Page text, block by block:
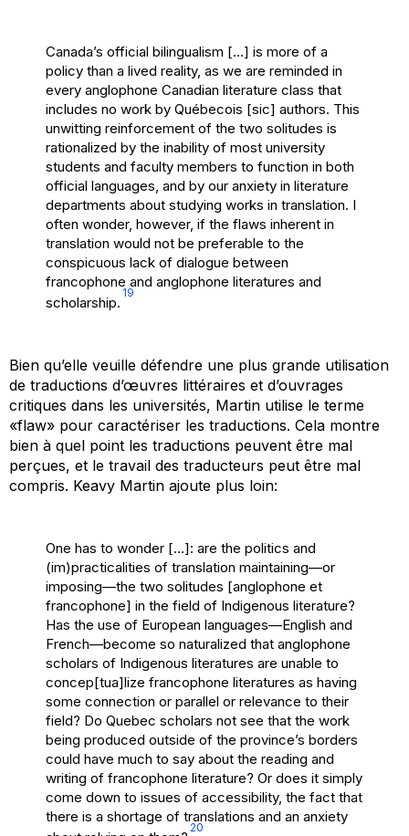
Canada’s official bilingualism […] is more of a
policy than a lived reality, as we are reminded in
every anglophone Canadian literature class that
includes no work by Québecois [sic] authors. This
unwitting reinforcement of the two solitudes is
rationalized by the inability of most university
students and faculty members to function in both
official languages, and by our anxiety in literature
departments about studying works in translation. I
often wonder, however, if the flaws inherent in
translation would not be preferable to the
conspicuous lack of dialogue between
francophone and anglophone literatures and
scholarship.
19
Bien qu’elle veuille défendre une plus grande utilisation
de traductions d’œuvres littéraires et d’ouvrages
critiques dans les universités, Martin utilise le terme
«flaw» pour caractériser les traductions. Cela montre
bien à quel point les traductions peuvent être mal
perçues, et le travail des traducteurs peut être mal
compris. Keavy Martin ajoute plus loin:
One has to wonder […]: are the politics and
(im)practicalities of translation maintaining—or
imposing—the two solitudes [anglophone et
francophone] in the field of Indigenous literature?
Has the use of European languages—English and
French—become so naturalized that anglophone
scholars of Indigenous literatures are unable to
concep[tua]lize francophone literatures as having
some connection or parallel or relevance to their
field? Do Quebec scholars not see that the work
being produced outside of the province’s borders
could have much to say about the reading and
writing of francophone literature? Or does it simply
come down to issues of accessibility, the fact that
there is a shortage of translations and an anxiety
20